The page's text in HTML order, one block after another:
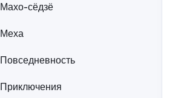
Махо-сёдзё
Меха
Повседневность
Приключения